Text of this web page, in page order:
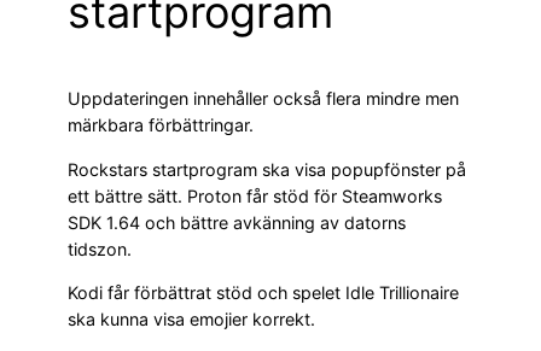
startprogram
Uppdateringen innehåller också flera mindre men
märkbara förbättringar.
Rockstars startprogram ska visa popupfönster på
ett bättre sätt. Proton får stöd för Steamworks
SDK 1.64 och bättre avkänning av datorns
tidszon.
Kodi får förbättrat stöd och spelet Idle Trillionaire
ska kunna visa emojier korrekt.